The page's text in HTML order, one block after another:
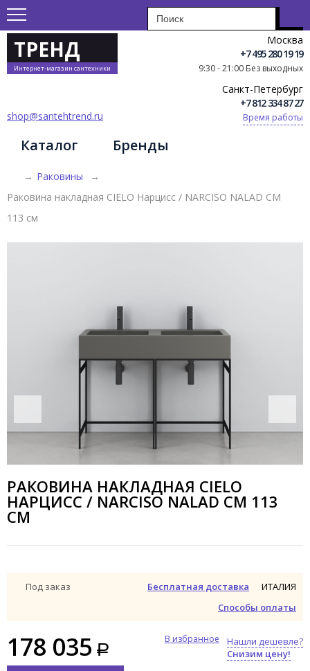
ТРЕНД
Интернет-магазин сантехники
Москва
+7 495 280 19 19
9:30 - 21:00 Без выходных
Санкт-Петербург
+7 812 334 87 27
Время работы
shop@santehtrend.ru
Каталог Бренды
→ Раковины
→
Раковина накладная CIELO Нарцисс / NARCISO NALAD CM
113 см
РАКОВИНА НАКЛАДНАЯ CIELO
НАРЦИСС / NARCISO NALAD CM 113
СМ
Под заказ
Бесплатная доставка
Способы оплаты
ИТАЛИЯ
178 035
Нашли дешевле?
Снизим цену!
В избранное